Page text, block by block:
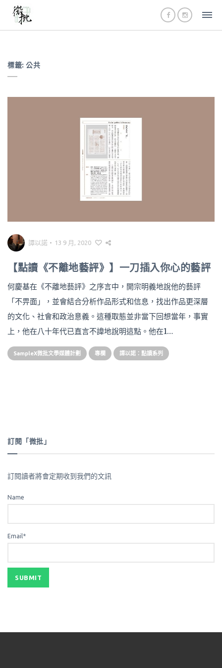
標籤: 公共
譚以諾 • 13 9 月, 2020
【點讀《不離地藝評》】一刀插入你心的藝評
何慶基在《不離地藝評》之序言中，開宗明義地說他的藝評
「不畀面」，並會結合分析作品形式和信息，找出作品更深層
的文化、社會和政治意義。這種取態並非當下回想當年，事實
上，他在八十年代已直言不諱地說明這點。他在1…
SampleX微批文學媒體計劃 專欄 譚以諾：點讀系列
訂閱「微批」
訂閱讀者將會定期收到我們的文訊
Name
Email*